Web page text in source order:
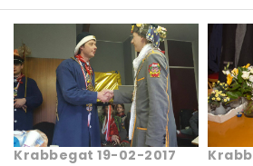
Krabbegat 19-02-2017